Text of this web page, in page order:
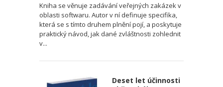
Kniha se věnuje zadávání veřejných zakázek v
oblasti softwaru. Autor v ní definuje specifika,
která se s tímto druhem plnění pojí, a poskytuje
praktický návod, jak dané zvláštnosti zohlednit
v...
Deset let účinnosti